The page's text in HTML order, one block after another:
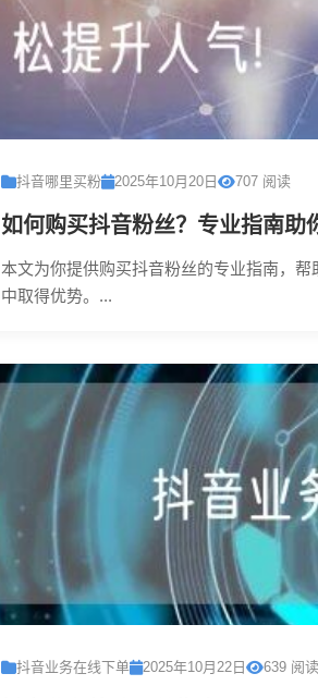
抖音哪里买粉 2025年10月20日 707 阅读
如何购买抖音粉丝？专业指南助
本文为你提供购买抖音粉丝的专业指南，
中取得优势。...
抖音业务在线下单 2025年10月22日 639 阅读